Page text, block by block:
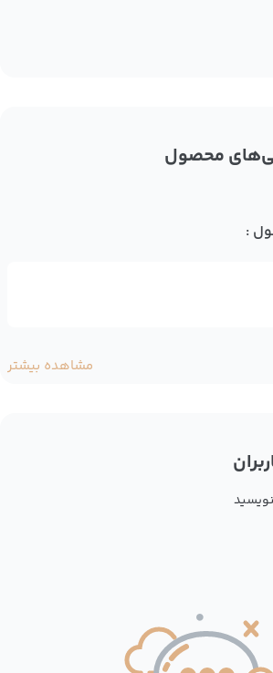
محصول
:
مشاهده بیشتر